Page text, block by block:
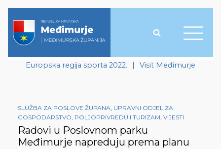
Europska regija sporta 2022. | Visit Međimurje
SLUŽBA ZA POSLOVE ŽUPANA, UPRAVNI ODJEL ZA
GOSPODARSTVO, POLJOPRIVREDU I TURIZAM, VIJESTI
Radovi u Poslovnom parku
Međimurje napreduju prema planu